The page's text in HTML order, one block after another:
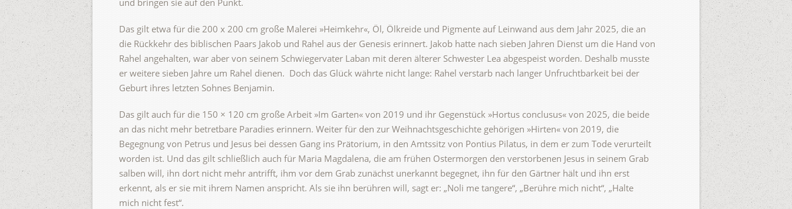
und bringen sie auf den Punkt.
Das gilt etwa für die 200 x 200 cm große Malerei »Heimkehr«, Öl, Ölkreide und Pigmente auf Leinwand aus dem Jahr 2025, die an
die Rückkehr des biblischen Paars Jakob und Rahel aus der Genesis erinnert. Jakob hatte nach sieben Jahren Dienst um die Hand von
Rahel angehalten, war aber von seinem Schwiegervater Laban mit deren älterer Schwester Lea abgespeist worden. Deshalb musste
er weitere sieben Jahre um Rahel dienen. Doch das Glück währte nicht lange: Rahel verstarb nach langer Unfruchtbarkeit bei der
Geburt ihres letzten Sohnes Benjamin.
Das gilt auch für die 150 × 120 cm große Arbeit »Im Garten« von 2019 und ihr Gegenstück »Hortus conclusus« von 2025, die beide
an das nicht mehr betretbare Paradies erinnern. Weiter für den zur Weihnachtsgeschichte gehörigen »Hirten« von 2019, die
Begegnung von Petrus und Jesus bei dessen Gang ins Prätorium, in den Amtssitz von Pontius Pilatus, in dem er zum Tode verurteilt
worden ist. Und das gilt schließlich auch für Maria Magdalena, die am frühen Ostermorgen den verstorbenen Jesus in seinem Grab
salben will, ihn dort nicht mehr antrifft, ihm vor dem Grab zunächst unerkannt begegnet, ihn für den Gärtner hält und ihn erst
erkennt, als er sie mit ihrem Namen anspricht. Als sie ihn berühren will, sagt er: „Noli me tangere“, „Berühre mich nicht“, „Halte
mich nicht fest“.